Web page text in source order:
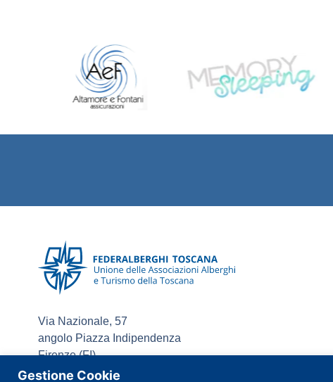
Gestione Cookie
Via Nazionale, 57
angolo Piazza Indipendenza
Firenze (FI)
Tel +39 055 7094542